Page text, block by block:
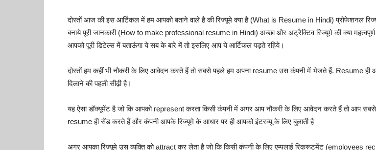
दोस्तों आज की इस आर्टिकल में हम आपको बताने वाले है की रिज्यूमे क्या है (What is Resume in Hindi) प्रोफेशनल
बनाये पूरी जानकारी (How to make professional resume in Hindi) अच्छा और अट्रैक्टिव रिज्यूमे की क्या
आपको पूरी डिटेल्स में बताऊंगा ये सब के बारे में तो इसलिए आप ये आर्टिकल पड़ते रहिये।
दोस्तों हम कहीं भी नौकरी के लिए आवेदन करते हैं तो सबसे पहले हम अपना resume उस कंपनी में भेजते हैं. Resume ही
दिलाने की पहली सीढ़ी है।
यह ऐसा डॉक्यूमेंट है जो कि आपको represent करता किसी कंपनी में अगर आप नौकरी के लिए आवेदन करते हैं तो आप
resume ही सेंड करते हैं और कंपनी आपके रिज्यूमे के आधार पर ही आपको इंटरव्यू के लिए बुलाती है
अगर आपका रिज्यूमे उस व्यक्ति को attract कर लेता है जो कि किसी कंपनी के लिए एम्पलाई रिक्रूटमेंट (employees